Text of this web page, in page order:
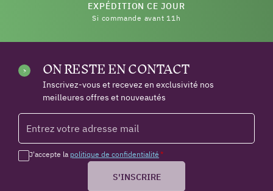
EXPÉDITION CE JOUR
Si commande avant 11h
ON RESTE EN CONTACT
Inscrivez-vous et recevez en exclusivité nos
meilleures offres et nouveautés
J'accepte la politique de confidentialité *
S'INSCRIRE